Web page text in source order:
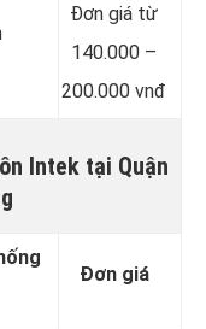
Đơn giá từ
140.000 –
200.000 vnđ
Intek tại Quận
Đơn giá